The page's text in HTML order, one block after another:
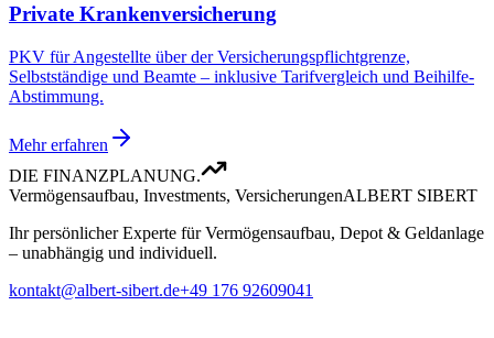
Private Krankenversicherung
PKV für Angestellte über der Versicherungspflichtgrenze,
Selbstständige und Beamte – inklusive Tarifvergleich und Beihilfe-
Abstimmung.
Mehr erfahren
DIE FINANZPLANUNG.
Vermögensaufbau, Investments, VersicherungenALBERT SIBERT
Ihr persönlicher Experte für Vermögensaufbau, Depot & Geldanlage
– unabhängig und individuell.
kontakt@albert-sibert.de+49 176 92609041